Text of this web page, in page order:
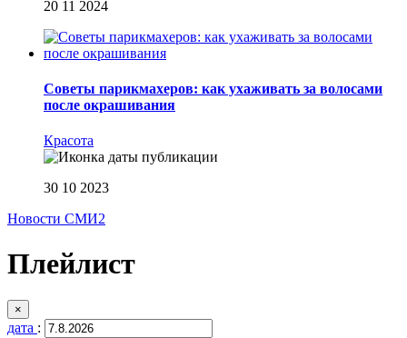
20 11 2024
Советы парикмахеров: как ухаживать за волосами
после окрашивания
Красота
30 10 2023
Новости СМИ2
Плейлист
×
дата :